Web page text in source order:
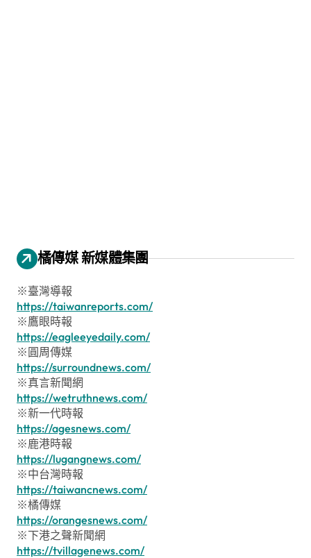
橘傳媒 新媒體集團
※臺灣導報
https://taiwanreports.com/
※鷹眼時報
https://eagleeyedaily.com/
※圓周傳媒
https://surroundnews.com/
※真言新聞網
https://wetruthnews.com/
※新一代時報
https://agesnews.com/
※鹿港時報
https://lugangnews.com/
※中台灣時報
https://taiwancnews.com/
※橘傳媒
https://orangesnews.com/
※下港之聲新聞網
https://tvillagenews.com/